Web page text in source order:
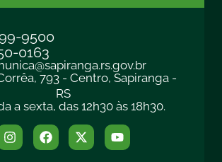
9500
0163
793 - Centro, Sapiranga -
RS
a sexta, das 12h30 às 18h30.